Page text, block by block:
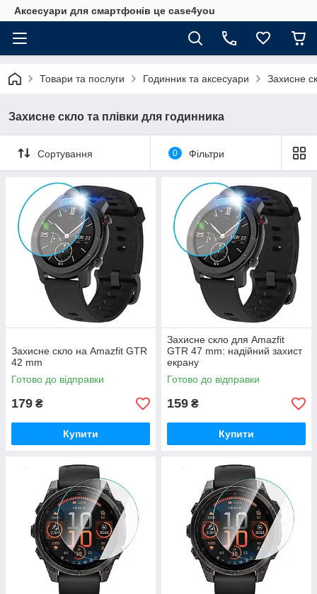
Аксесуари для смартфонів це case4you
Товари та послуги Годинник та аксесуари Захисне
Захисне скло та плівки для годинника
Сортування 0 Фільтри
Захисне скло на Amazfit GTR
42 mm
Готово до відправки
179 ₴
Купити
Захисне скло для Amazfit
GTR 47 mm: надійний захист
екрану
Готово до відправки
159 ₴
Купити